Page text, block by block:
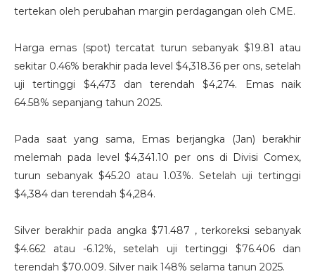
tertekan oleh perubahan margin perdagangan oleh CME.
Harga emas (spot) tercatat turun sebanyak $19.81 atau
sekitar 0.46% berakhir pada level $4,318.36 per ons, setelah
uji tertinggi $4,473 dan terendah $4,274. Emas naik
64.58% sepanjang tahun 2025.
Pada saat yang sama, Emas berjangka (Jan) berakhir
melemah pada level $4,341.10 per ons di Divisi Comex,
turun sebanyak $45.20 atau 1.03%. Setelah uji tertinggi
$4,384 dan terendah $4,284.
Silver berakhir pada angka $71.487 , terkoreksi sebanyak
$4.662 atau -6.12%, setelah uji tertinggi $76.406 dan
terendah $70.009. Silver naik 148% selama tanun 2025.